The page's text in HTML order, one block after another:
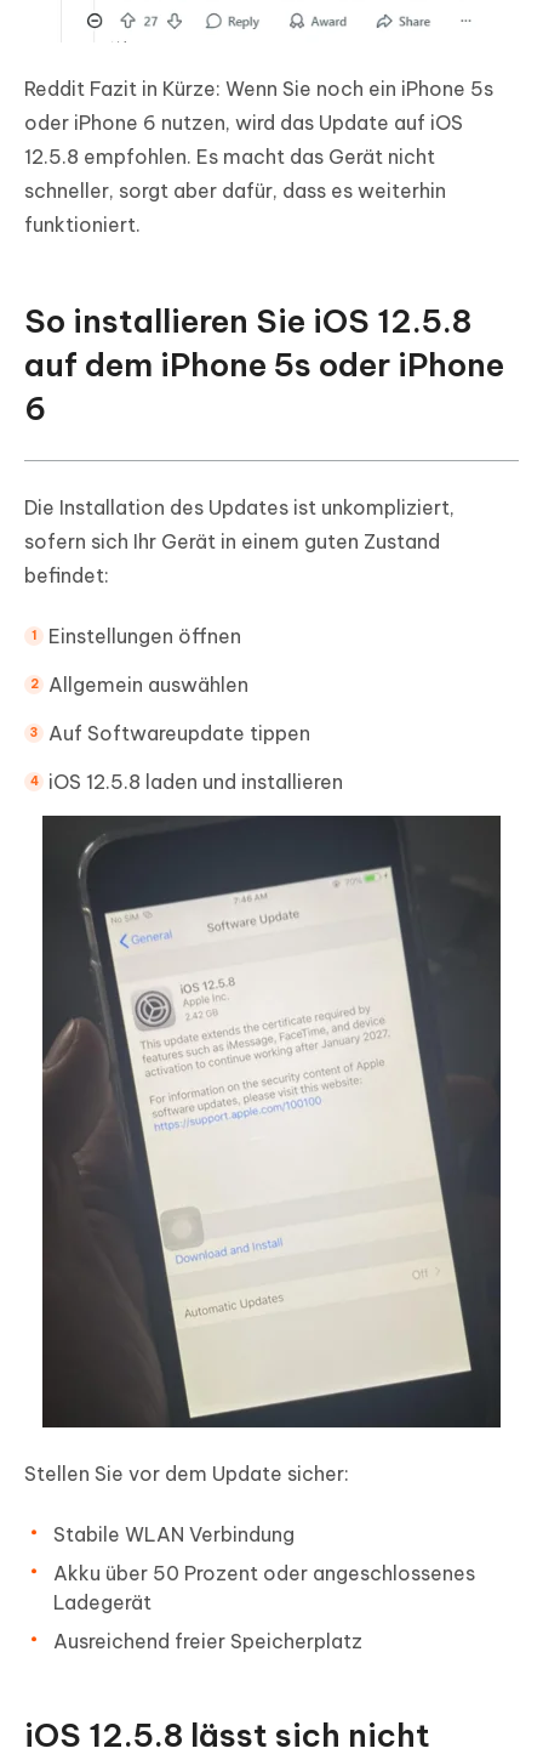
Reddit Fazit in Kürze: Wenn Sie noch ein iPhone 5s
oder iPhone 6 nutzen, wird das Update auf iOS
12.5.8 empfohlen. Es macht das Gerät nicht
schneller, sorgt aber dafür, dass es weiterhin
funktioniert.
So installieren Sie iOS 12.5.8
auf dem iPhone 5s oder iPhone
6
Die Installation des Updates ist unkompliziert,
sofern sich Ihr Gerät in einem guten Zustand
befindet:
Einstellungen öffnen
Allgemein auswählen
Auf Softwareupdate tippen
iOS 12.5.8 laden und installieren
Stellen Sie vor dem Update sicher:
Stabile WLAN Verbindung
Akku über 50 Prozent oder angeschlossenes
Ladegerät
Ausreichend freier Speicherplatz
iOS 12.5.8 lässt sich nicht